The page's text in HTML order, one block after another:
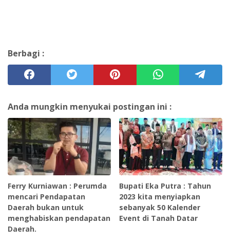
Berbagi :
Anda mungkin menyukai postingan ini :
Ferry Kurniawan : Perumda
mencari Pendapatan
Daerah bukan untuk
menghabiskan pendapatan
Daerah.
Bupati Eka Putra : Tahun
2023 kita menyiapkan
sebanyak 50 Kalender
Event di Tanah Datar